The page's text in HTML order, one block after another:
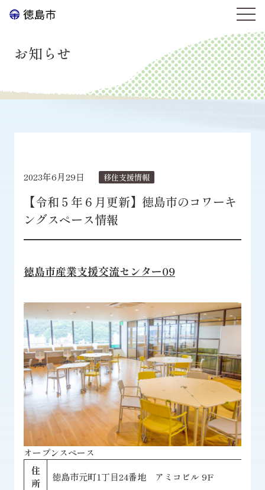
お知らせ
2023年6月29日 移住支援情報
【令和５年６月更新】徳島市のコワーキ
ングスペース情報
徳島市産業支援交流センター09
オープンスペース
住
所
徳島市元町1丁目24番地 アミコビル 9F